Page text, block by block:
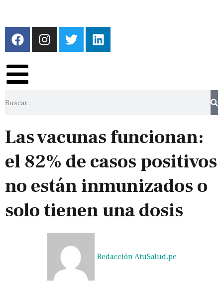
Las vacunas funcionan:
el 82% de casos positivos
no están inmunizados o
solo tienen una dosis
Redacción AtuSalud.pe